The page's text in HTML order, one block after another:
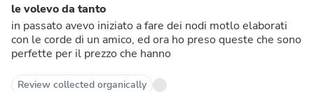
le volevo da tanto
in passato avevo iniziato a fare dei nodi motlo elaborati
con le corde di un amico, ed ora ho preso queste che sono
perfette per il prezzo che hanno
Review collected organically